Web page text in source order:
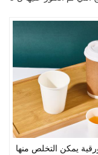
يمكن التخلص منها